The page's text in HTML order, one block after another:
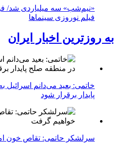
«نیم‌شب» سه میلیاردی شد/
فیلم نوروزی سینماها
به روزترین اخبار ایران
خاتمی: بعید می‌دانم اسرائیل
پایدار برقرار شود
سرلشکر حاتمی: تقاص خون